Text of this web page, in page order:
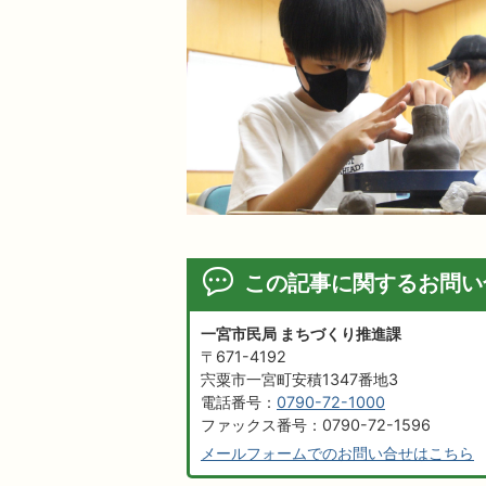
この記事に関するお問
一宮市民局 まちづくり推進課
〒671-4192
宍粟市一宮町安積1347番地3
電話番号： 0790-72-1000
ファックス番号：0790-72-1596
メールフォームでのお問い合せはこちら